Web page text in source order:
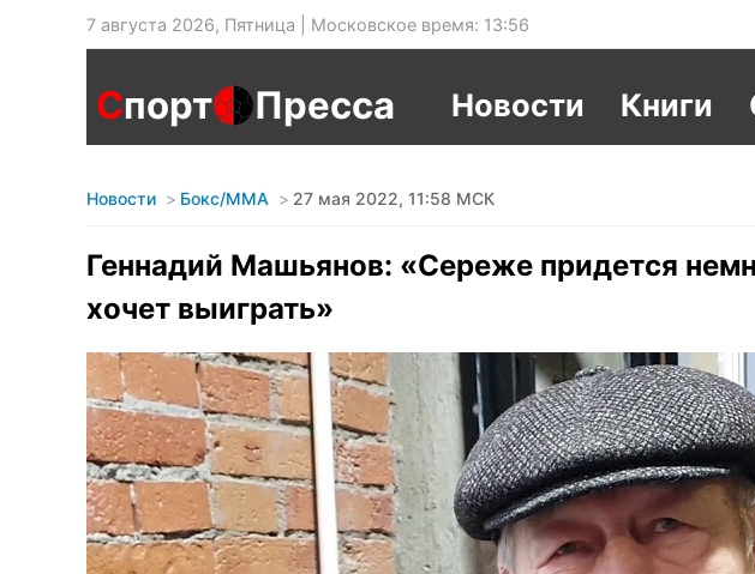
7 августа 2026, Пятница | Московское время: 13:56
Спорт Пресса Новости Книги
Новости Бокс/MMA 27 мая 2022, 11:58 МСК
Геннадий Машьянов: «Сереже придется
хочет выиграть»